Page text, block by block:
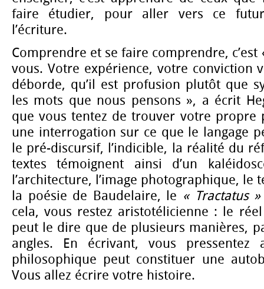
faire étudier, pour aller vers ce
l’écriture.
Comprendre et se faire comprendre,
vous. Votre expérience, votre conviction
déborde, qu’il est profusion plutôt que
les mots que nous pensons », a écrit
que vous tentez de trouver votre propre
une interrogation sur ce que le langage
le pré-discursif, l’indicible, la réalité du
textes témoignent ainsi d’un
l’architecture, l’image photographique, le
la poésie de Baudelaire, le « Tractatus »
cela, vous restez aristotélicienne : le
peut le dire que de plusieurs manières,
angles. En écrivant, vous pressentez
philosophique peut constituer une
Vous allez écrire votre histoire.